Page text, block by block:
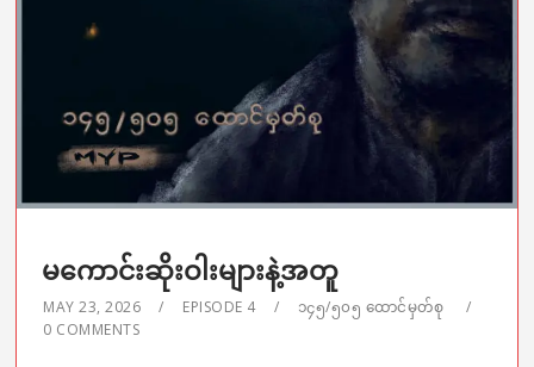
မကောင်းဆိုးဝါးများနဲ့အတူ
MAY 23, 2026 EPISODE 4
၁၄၅/၅၀၅ ထောင်မှတ်စု
0 COMMENTS